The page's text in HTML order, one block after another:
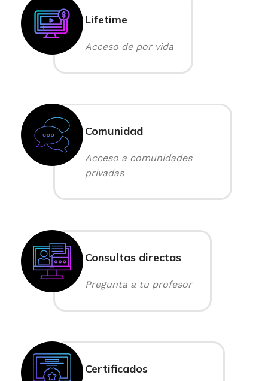
Lifetime
Acceso de por vida
Comunidad
Acceso a comunidades
privadas
Consultas directas
Pregunta a tu profesor
Certificados